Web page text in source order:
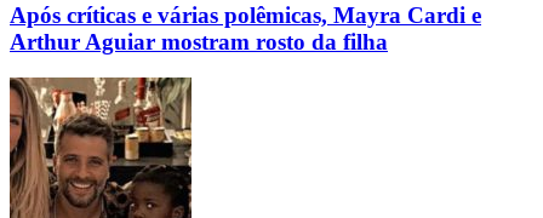
Após críticas e várias polêmicas, Mayra Cardi e
Arthur Aguiar mostram rosto da filha